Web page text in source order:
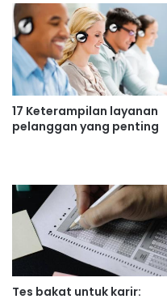
17 Keterampilan layanan
pelanggan yang penting
Tes bakat untuk karir: